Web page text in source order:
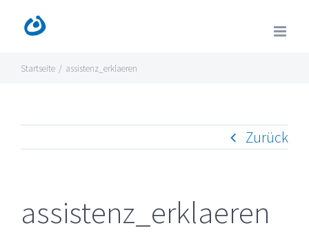
Inhalt
springen
Startseite / assistenz_erklaeren
Zurück
assistenz_erklaeren